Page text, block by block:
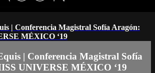
| Conferencia Magistral Sofía Aragón:
MÉXICO ‘19
| Conferencia Magistral Sofía
UNIVERSE MÉXICO ‘19